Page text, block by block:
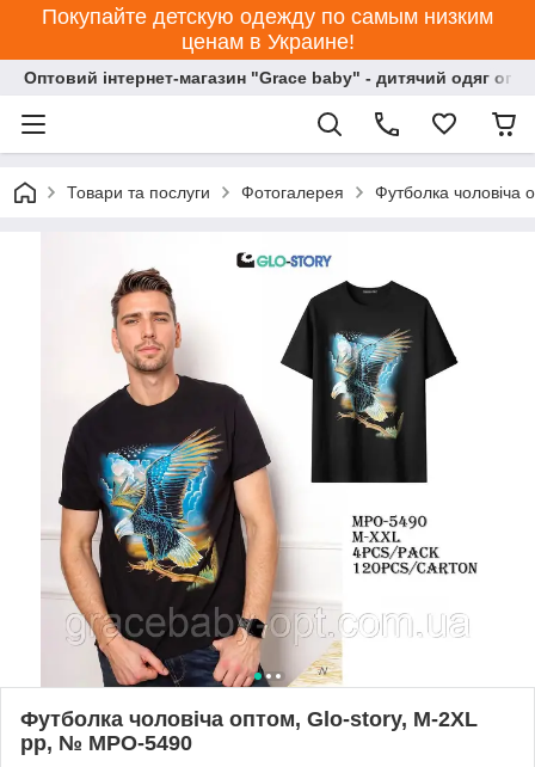
Покупайте детскую одежду по самым низким
ценам в Украине!
Оптовий інтернет-магазин "Grace baby" - дитячий одяг
Товари та послуги Фотогалерея Футболка
Футболка чоловіча оптом, Glo-story, M-2XL
рр, № MPO-5490